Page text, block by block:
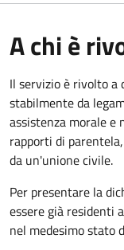
A chi è
Il servizio è rivolto a
stabilmente da
assistenza morale e
rapporti di
da un'unione civile.
Per presentare la
essere già residenti
nel medesimo stato